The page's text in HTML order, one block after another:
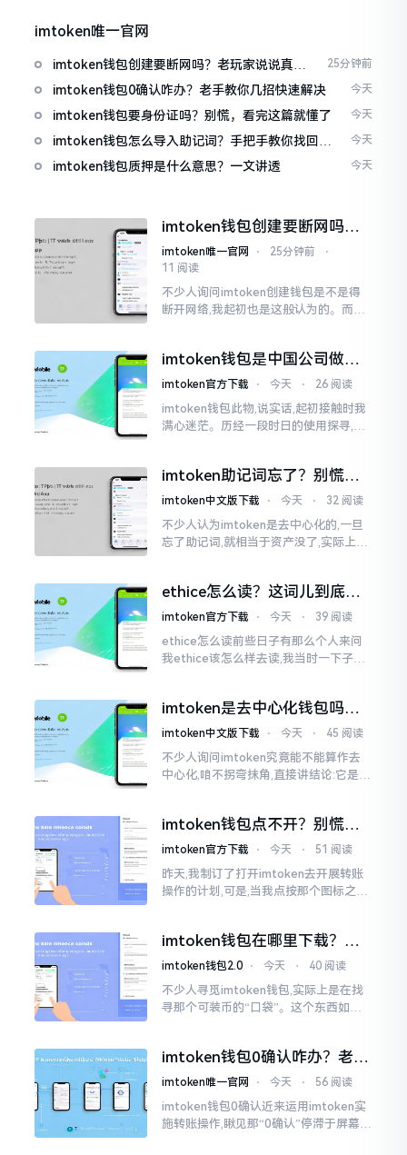
imtoken唯一官网
imtoken钱包创建要断网吗？老玩家说说真实
情况
25分钟前
imtoken钱包0确认咋办？老手教你几招快速解决 今天
imtoken钱包要身份证吗？别慌，看完这篇就懂了 今天
imtoken钱包怎么导入助记词？手把手教你找回资
产
今天
imtoken钱包质押是什么意思？一文讲透 今天
imtoken钱包创建要断网吗？
老玩家说说真实情况
imtoken唯一官网 ⋅ 25分钟前
⋅
11 阅读
不少人询问imtoken创建钱包是不是得
断开网络,我起初也是这般认为的。而后
人攻击
imtoken钱包是中国公司做的
吗？一文说清楚
imtoken官方下载 ⋅ 今天 ⋅ 26 阅读
imtoken钱包此物,说实话,起初接触时我
满心迷茫。历经一段时日的使用探寻,我
李鹏
imtoken助记词忘了？别慌，
这招能救你
imtoken中文版下载 ⋅ 今天 ⋅ 32 阅读
不少人认为imtoken是去中心化的,一旦
忘了助记词,就相当于资产没了,实际上这
于网络连接状态
ethice怎么读？这词儿到底念
啥，别搞错了
imtoken官方下载 ⋅ 今天 ⋅ 39 阅读
ethice怎么读前些日子有那么个人来问
我ethice该怎么样去读,我当时一下子就
呢拼写方面却少了一个字母
imtoken是去中心化钱包吗？
看完这篇不踩坑
imtoken中文版下载 ⋅ 今天 ⋅ 45 阅读
不少人询问imtoken究竟能不能算作去
中心化,咱不拐弯抹角,直接讲结论:它是一
imtoken钱包点不开？别慌，
试试这几招
imtoken官方下载 ⋅ 今天 ⋅ 51 阅读
昨天,我制订了打开imtoken去开展转账
操作的计划,可是,当我点按那个图标之后,
imtoken钱包在哪里下载？老
手教你几招避坑
imtoken钱包2.0 ⋅ 今天 ⋅ 40 阅读
不少人寻觅imtoken钱包,实际上是在找
寻那个可装币的“口袋”。这个东西如今
持。
imtoken钱包0确认咋办？老手
教你几招快速解决
imtoken唯一官网 ⋅ 今天 ⋅ 56 阅读
imtoken钱包0确认近来运用imtoken实
施转账操作,瞅见那“0确认”停滞于屏幕之